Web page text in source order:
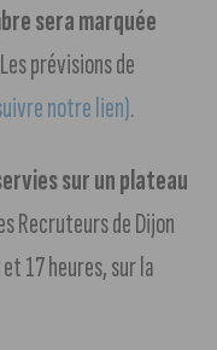
sera marquée
Les prévisions de
notre lien).
sur un plateau
Recruteurs de Dijon
17 heures, sur la